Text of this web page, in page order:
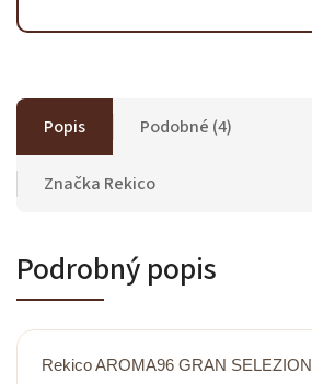
Popis Podobné (4)
Značka Rekico
Podrobný popis
Rekico AROMA96 GRAN